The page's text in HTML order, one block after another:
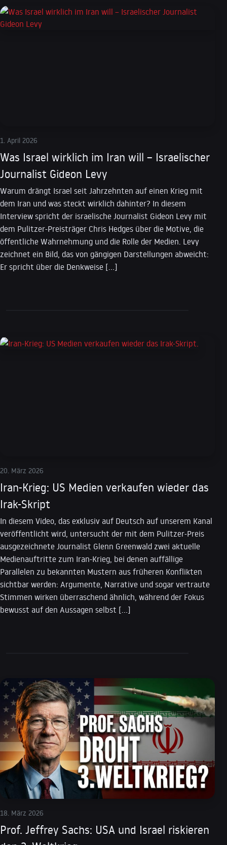
1. April 2026
Was Israel wirklich im Iran will – Israelischer
Journalist Gideon Levy
Warum drängt Israel seit Jahrzehnten auf einen Krieg mit
dem Iran und was steckt wirklich dahinter? In diesem
Interview spricht der israelische Journalist Gideon Levy mit
dem Pulitzer-Preisträger Chris Hedges über die Motive, die
öffentliche Wahrnehmung und die Rolle der Medien. Levy
zeichnet ein Bild, das von gängigen Darstellungen abweicht:
Er spricht über die Denkweise […]
20. März 2026
Iran-Krieg: US Medien verkaufen wieder das
Irak-Skript
In diesem Video, das exklusiv auf Deutsch auf unserem Kanal
veröffentlicht wird, untersucht der mit dem Pulitzer-Preis
ausgezeichnete Journalist Glenn Greenwald zwei aktuelle
Medienauftritte zum Iran-Krieg, bei denen auffällige
Parallelen zu bekannten Mustern aus früheren Konflikten
sichtbar werden: Argumente, Narrative und sogar vertraute
Stimmen wirken überraschend ähnlich, während der Fokus
bewusst auf den Aussagen selbst […]
18. März 2026
Prof. Jeffrey Sachs: USA und Israel riskieren